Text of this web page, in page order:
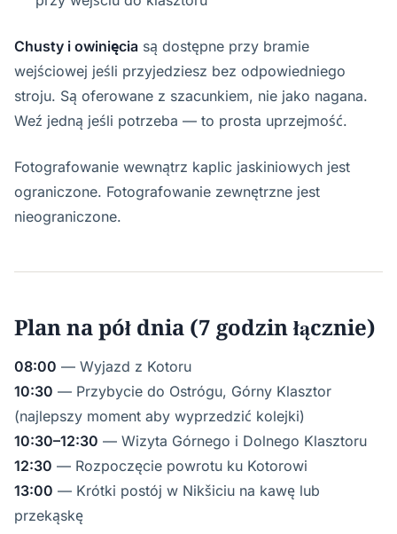
Chusty i owinięcia są dostępne przy bramie
wejściowej jeśli przyjedziesz bez odpowiedniego
stroju. Są oferowane z szacunkiem, nie jako nagana.
Weź jedną jeśli potrzeba — to prosta uprzejmość.
Fotografowanie wewnątrz kaplic jaskiniowych jest
ograniczone. Fotografowanie zewnętrzne jest
nieograniczone.
Plan na pół dnia (7 godzin łącznie)
08:00 — Wyjazd z Kotoru
10:30 — Przybycie do Ostrógu, Górny Klasztor
(najlepszy moment aby wyprzedzić kolejki)
10:30–12:30 — Wizyta Górnego i Dolnego Klasztoru
12:30 — Rozpoczęcie powrotu ku Kotorowi
13:00 — Krótki postój w Nikšiciu na kawę lub
przekąskę